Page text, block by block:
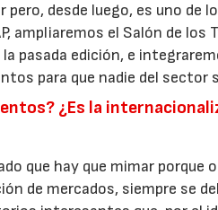
desde luego, es uno de
ampliaremos el Salón de los
pasada edición, e
para que nadie del sector
¿Es la
que hay que mimar porque
de mercados, siempre se